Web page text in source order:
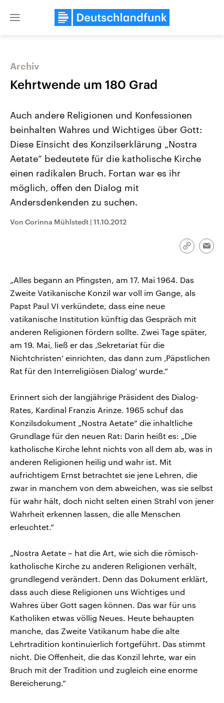
Close
Landtagswahl Sachsen-Anhalt
Alle Informationen
Sachsen-Anhalt wählt am 6.
September 2026 einen neuen
Bundesland von einer Koalition aus
USA
Hintergründe
gehören die Vereinigten
Audio-Archiv
Archiv
Kehrtwende um 180 Grad
Auch andere Religionen und Konfessionen
beinhalten Wahres und Wichtiges über Gott:
Diese Einsicht des Konzilserklärung „Nostra
Aetate“ bedeutete für die katholische Kirche
einen radikalen Bruch. Fortan war es ihr
möglich, offen den Dialog mit
Andersdenkenden zu suchen.
Von Corinna Mühlstedt | 11.10.2012
Link
„Alles begann an Pfingsten, am 17. Mai 1964. Das
Zweite Vatikanische Konzil war voll im Gange, als
Papst Paul VI verkündete, dass eine neue
vatikanische Institution künftig das Gespräch mit
anderen Religionen fördern sollte. Zwei Tage später,
am 19. Mai, ließ er das ‚Sekretariat für die
Nichtchristen‘ einrichten, das dann zum ‚Päpstlichen
Rat für den Interreligiösen Dialog‘ wurde.“
Erinnert sich der langjährige Präsident des Dialog-
Rates, Kardinal Franzis Arinze. 1965 schuf das
Konzilsdokument „Nostra Aetate“ die inhaltliche
Grundlage für den neuen Rat: Darin heißt es: „Die
katholische Kirche lehnt nichts von all dem ab, was in
anderen Religionen heilig und wahr ist. Mit
aufrichtigem Ernst betrachtet sie jene Lehren, die
zwar in manchem von dem abweichen, was sie selbst
für wahr hält, doch nicht selten einen Strahl von jener
Wahrheit erkennen lassen, die alle Menschen
erleuchtet.“
„Nostra Aetate – hat die Art, wie sich die römisch-
katholische Kirche zu anderen Religionen verhält,
grundlegend verändert. Denn das Dokument erklärt,
dass auch diese Religionen uns Wichtiges und
Wahres über Gott sagen können. Das war für uns
Katholiken etwas völlig Neues. Heute behaupten
manche, das Zweite Vatikanum habe die alte
Lehrtradition kontinuierlich fortgeführt. Das stimmt
nicht. Die Offenheit, die das Konzil lehrte, war ein
Bruch mit der Tradition und zugleich eine enorme
Bereicherung.“